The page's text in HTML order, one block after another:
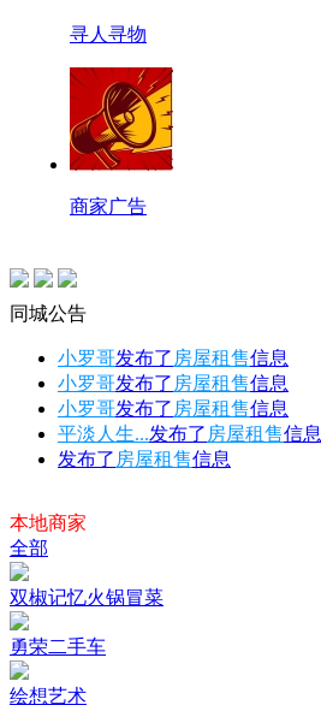
寻人寻物
商家广告
同城公告
小罗哥发布了 房屋租售信息
小罗哥发布了 房屋租售信息
小罗哥发布了 房屋租售信息
平淡人生...发布了 房屋租售信息
发布了 房屋租售信息
本地商家
全部
双椒记忆火锅冒菜
勇荣二手车
绘想艺术